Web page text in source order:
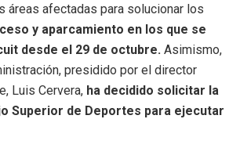
áreas afectadas para solucionar los
y aparcamiento en los que se
desde el 29 de octubre. Asimismo,
presidido por el director
Luis Cervera, ha decidido solicitar la
Superior de Deportes para ejecutar